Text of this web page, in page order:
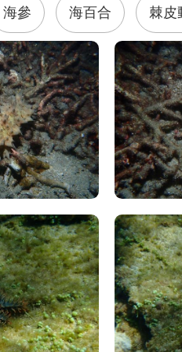
海參 海百合 棘皮